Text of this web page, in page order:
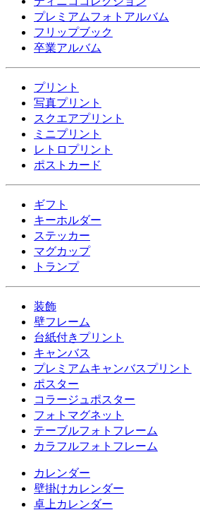
プレミアムフォトアルバム
フリップブック
卒業アルバム
プリント
写真プリント
スクエアプリント
ミニプリント
レトロプリント
ポストカード
ギフト
キーホルダー
ステッカー
マグカップ
トランプ
装飾
壁フレーム
台紙付きプリント
キャンバス
プレミアムキャンバスプリント
ポスター
コラージュポスター
フォトマグネット
テーブルフォトフレーム
カラフルフォトフレーム
カレンダー
壁掛けカレンダー
卓上カレンダー